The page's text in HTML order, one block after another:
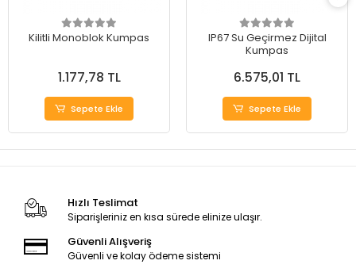
Kilitli Monoblok Kumpas
1.177,78 TL
Sepete Ekle
IP67 Su Geçirmez Dijital
Kumpas
6.575,01 TL
Sepete Ekle
Hızlı Teslimat
Siparişleriniz en kısa sürede elinize ulaşır.
Güvenli Alışveriş
Güvenli ve kolay ödeme sistemi